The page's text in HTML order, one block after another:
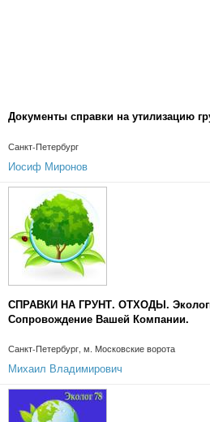
Документы справки на утилизацию
Санкт-Петербург
Иосиф Миронов
СПРАВКИ НА ГРУНТ. ОТХОДЫ.
Сопровождение Вашей Компании.
Санкт-Петербург, м. Московские ворота
Михаил Владимирович